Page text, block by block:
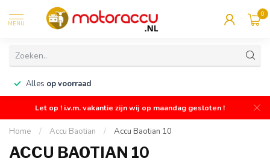
MENU
0
Alles op voorraad
Let op ! i.v.m. vakantie zijn wij op maandag gesloten !
Home / Accu Baotian / Accu Baotian 10
ACCU BAOTIAN 10